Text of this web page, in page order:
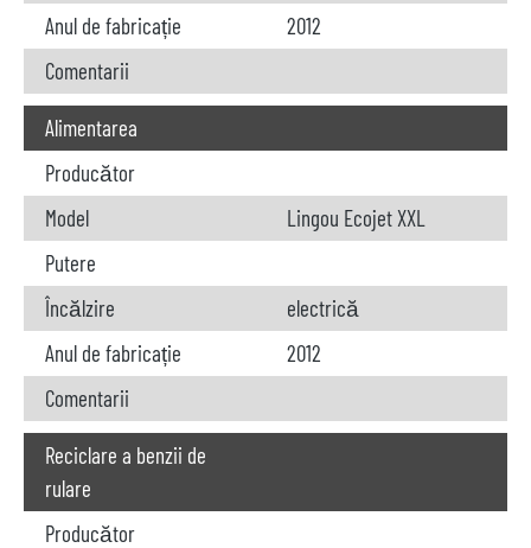
Anul de fabricație
2012
Comentarii
Alimentarea
Producător
Model
Lingou Ecojet XXL
Putere
Încălzire
electrică
Anul de fabricație
2012
Comentarii
Reciclare a benzii de
rulare
Producător